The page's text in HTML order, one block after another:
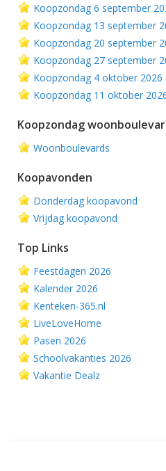
Koopzondag 6 september
Koopzondag 13 september
Koopzondag 20 september
Koopzondag 27 september
Koopzondag 4 oktober 2026
Koopzondag 11 oktober
Koopzondag
Woonboulevards
Koopavonden
Donderdag koopavond
Vrijdag koopavond
Top Links
Feestdagen 2026
Kalender 2026
Kenteken-365.nl
LiveLoveHome
Pasen 2026
Schoolvakanties 2026
Vakantie Dealz